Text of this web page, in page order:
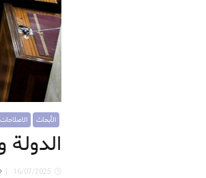
الأبحاث
16/07/2025